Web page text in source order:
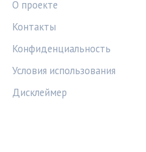
О проекте
Контакты
Конфиденциальность
Условия использования
Дисклеймер